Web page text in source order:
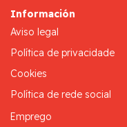
Información
Aviso legal
Política de privacidade
Cookies
Política de rede social
Emprego